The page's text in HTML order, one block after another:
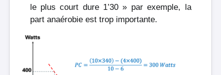
le plus court dure 1’30 » par exemple, la
part anaérobie est trop importante.